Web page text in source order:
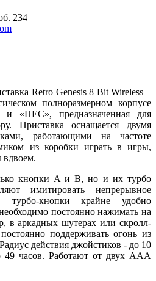
234
Retro Genesis 8 Bit Wireless –
полноразмерном корпусе
и «НЕС», предназначенная для
Приставка оснащается двумя
работающими на частоте
из коробки играть в игры,
вдвоем.
кнопки A и B, но и их турбо
имитировать непрерывное
кнопки крайне удобно
постоянно нажимать на
в аркадных шутерах или скролл-
поддерживать огонь из
действия джойстиков - до 10
49 часов. Работают от двух ААА